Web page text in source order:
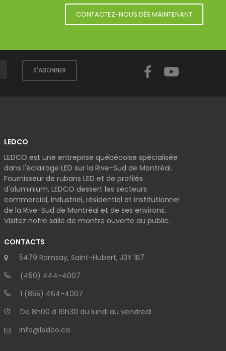
CONTACTEZ-NOUS DÈS MAINTENANT
S'ABONNER
Facebook
LEDCO
LEDCO est une entreprise québécoise spécialisée
dans l'éclairage LED sur la Rive-Sud de Montréal.
Fournisseur de rubans LED et de profilés
d'aluminium, LEDCO dessert les secteurs
commercial, industriel, résidentiel et institutionnel
de la Rive-Sud de Montréal et de ses environs.
Visitez notre salle de montre ouverte au public.
CONTACTS
5479 Ramsay, Saint-Hubert, J3Y 1B7
(450) 444-4007
1 (855) 464-4007
De 8h00 à 16h30 du lundi au vendredi
info@ledco.ca